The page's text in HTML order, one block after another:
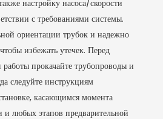
настройку насоса/скорости
с требованиями системы.
ориентации трубок и надежно
избежать утечек. Перед
прокачайте трубопроводы и
следуйте инструкциям
касающимся момента
и любых этапов предварительной